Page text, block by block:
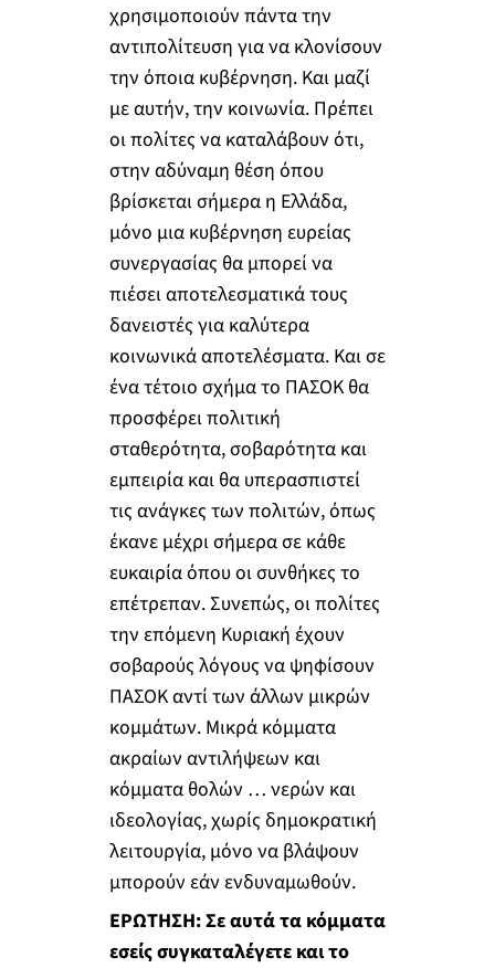
χρησιμοποιούν πάντα την
αντιπολίτευση για να κλονίσουν
την όποια κυβέρνηση. Και μαζί
με αυτήν, την κοινωνία. Πρέπει
οι πολίτες να καταλάβουν ότι,
στην αδύναμη θέση όπου
βρίσκεται σήμερα η Ελλάδα,
μόνο μια κυβέρνηση ευρείας
συνεργασίας θα μπορεί να
πιέσει αποτελεσματικά τους
δανειστές για καλύτερα
κοινωνικά αποτελέσματα. Και σε
ένα τέτοιο σχήμα το ΠΑΣΟΚ θα
προσφέρει πολιτική
σταθερότητα, σοβαρότητα και
εμπειρία και θα υπερασπιστεί
τις ανάγκες των πολιτών, όπως
έκανε μέχρι σήμερα σε κάθε
ευκαιρία όπου οι συνθήκες το
επέτρεπαν. Συνεπώς, οι πολίτες
την επόμενη Κυριακή έχουν
σοβαρούς λόγους να ψηφίσουν
ΠΑΣΟΚ αντί των άλλων μικρών
κομμάτων. Μικρά κόμματα
ακραίων αντιλήψεων και
κόμματα θολών … νερών και
ιδεολογίας, χωρίς δημοκρατική
λειτουργία, μόνο να βλάψουν
μπορούν εάν ενδυναμωθούν.
ΕΡΩΤΗΣΗ: Σε αυτά τα κόμματα
εσείς συγκαταλέγετε και το